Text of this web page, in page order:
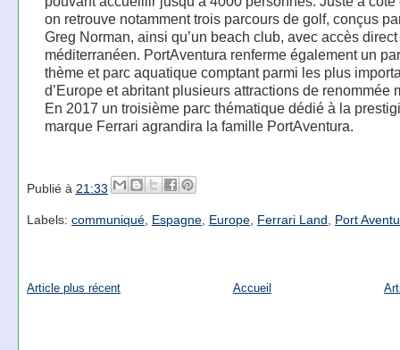
on retrouve notamment trois parcours de golf, conçus
Greg Norman, ainsi qu’un beach club, avec accès
méditerranéen. PortAventura renferme également un
thème et parc aquatique comptant parmi les plus
d’Europe et abritant plusieurs attractions de renommée
En 2017 un troisième parc thématique dédié à la
marque Ferrari agrandira la famille PortAventura.
Publié à 21:33
Labels: communiqué, Espagne, Europe, Ferrari Land Port
Article plus récent Accueil